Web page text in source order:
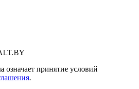
означает принятие условий
.